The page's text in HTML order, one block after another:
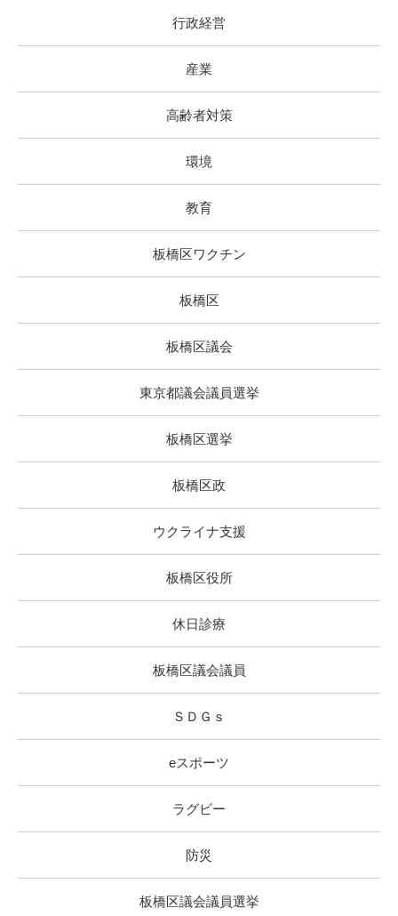
行政経営
産業
高齢者対策
環境
教育
板橋区ワクチン
板橋区
板橋区議会
東京都議会議員選挙
板橋区選挙
板橋区政
ウクライナ支援
板橋区役所
休日診療
板橋区議会議員
ＳＤＧｓ
eスポーツ
ラグビー
防災
板橋区議会議員選挙